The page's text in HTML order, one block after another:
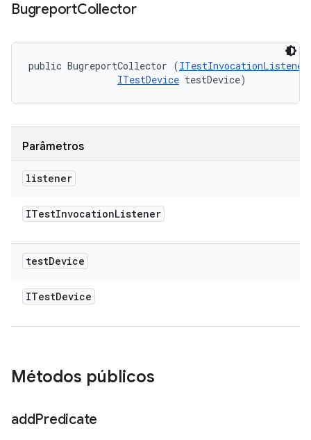
BugreportCollector
public BugreportCollector (ITestInvocationListener
ITestDevice testDevice)
Parâmetros
listener
ITestInvocationListener
testDevice
ITestDevice
Métodos públicos
addPredicate